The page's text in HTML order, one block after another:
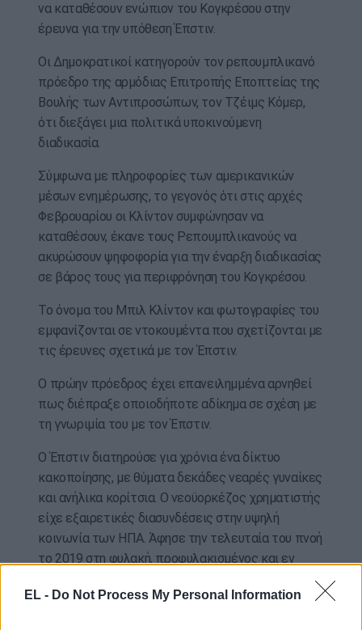
EL - Do Not Process My Personal Information
να καταθέσουν ενώπιον του Κογκρέσου στην
έρευνα για την υπόθεση Έπστιν.
Οι Δημοκρατικοί κατηγορούν τον ρεπουμπλικανό
πρόεδρο της αρμόδιας Επιτροπής Εποπτείας της
Βουλής των Αντιπροσώπων, τον Τζέιμς Κόμερ,
ότι διεξάγει μια πολιτικά υποκινούμενη
διαδικασία.
Σύμφωνα με πληροφορίες των αμερικανικών
μέσων ενημέρωσης, το γεγονός ότι στις αρχές
Φεβρουαρίου οι Κλίντον συμφώνησαν να
καταθέσουν, έκανε τους Ρεπουμπλικανούς να
ακυρώσουν ψηφοφορία για την έναρξη διαδικασίας
σε βάρος τους για περιφρόνηση του Κογκρέσου.
Το όνομα του Μπιλ Κλίντον και φωτογραφίες του
εμφανίζονται σε ντοκουμέντα που σχετίζονται με
τις έρευνες σχετικά με τον Έπστιν.
Ο πρώην πρόεδρος έχει επανειλημμένα αρνηθεί
πως διέπραξε οποιοδήποτε αδίκημα σε σχέση με
τη γνωριμία του με τον Έπστιν.
Ο Έπστιν διατηρούσε για χρόνια ένα δίκτυο
κακοποίησης, με θύματα δεκάδες νεαρές γυναίκες
και ανήλικα κορίτσια. Ο νεοϋορκέζος χρηματιστής
είχε εξαιρετικές διασυνδέσεις στην υψηλή
κοινωνία των ΗΠΑ. Άφησε την τελευταία του πνοή
το 2019 στη φυλακή, προφυλακισμένος και εν